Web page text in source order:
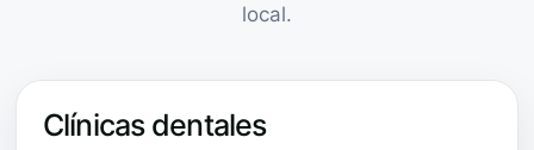
local.
Clínicas dentales